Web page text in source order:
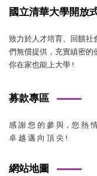
國立清華大學開放
致力於人才培育、回饋社
們無償提供，充實縝密的
你在家也能上大學 !
募款專區
感 謝 您 的 參 與，您 熱
卓 越 邁 向 頂 尖 !
網站地圖